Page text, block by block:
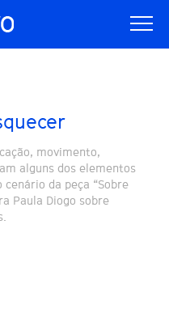
movimento,
alguns dos elementos
da peça “Sobre
Paula Diogo sobre